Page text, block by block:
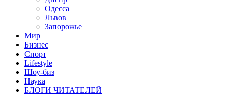
Одесса
Львов
Запорожье
Мир
Бизнес
Спорт
Lifestyle
Шоу-биз
Наука
БЛОГИ ЧИТАТЕЛЕЙ